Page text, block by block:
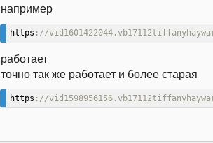
например
https ://
работает
точно так же работает и более старая
https ://